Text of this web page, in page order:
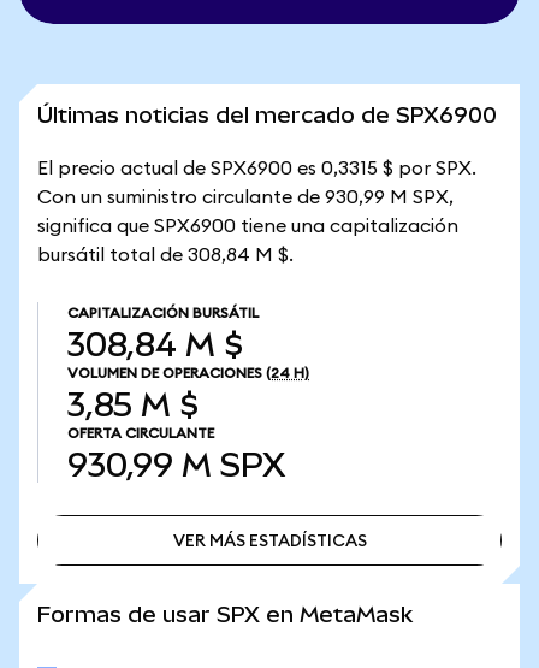
Últimas noticias del mercado de SPX6900
El precio actual de SPX6900 es 0,3315 $ por SPX.
Con un suministro circulante de 930,99 M SPX,
significa que SPX6900 tiene una capitalización
bursátil total de 308,84 M $.
CAPITALIZACIÓN BURSÁTIL
308,84 M $
VOLUMEN DE OPERACIONES (24 H)
3,85 M $
OFERTA CIRCULANTE
930,99 M SPX
VER MÁS ESTADÍSTICAS
Formas de usar SPX en MetaMask